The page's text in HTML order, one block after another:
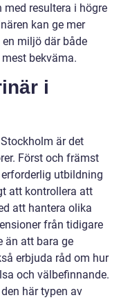
resultera i högre
kan ge mer
miljö där både
bekväma.
i
är det
Först och främst
utbildning
att kontrollera att
att hantera olika
från tidigare
än att bara ge
erbjuda råd om hur
och välbefinnande.
här typen av